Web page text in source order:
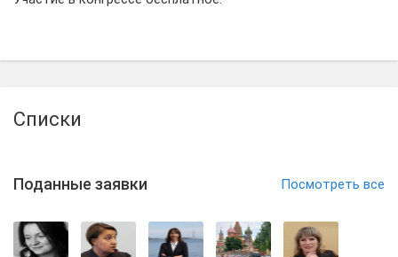
Списки
Поданные заявки Посмотреть все